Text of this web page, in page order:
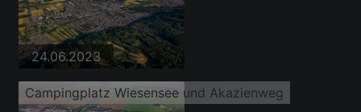
24.06.2023
Campingplatz Wiesensee und Akazienweg